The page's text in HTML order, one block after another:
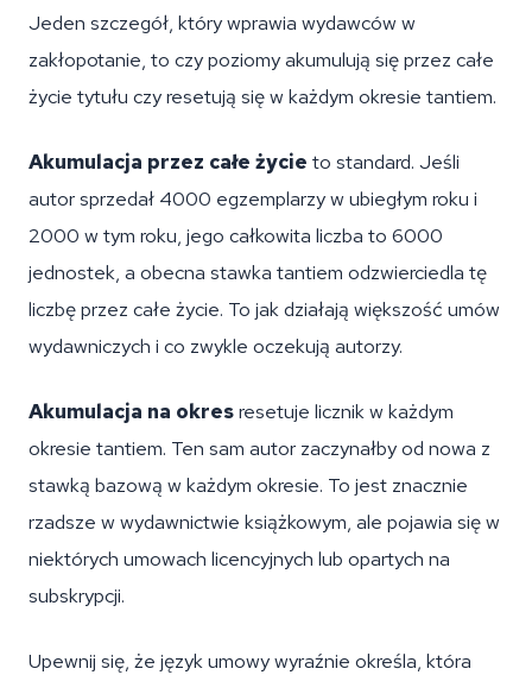
Jeden szczegół, który wprawia wydawców w
zakłopotanie, to czy poziomy akumulują się przez całe
życie tytułu czy resetują się w każdym okresie tantiem.
Akumulacja przez całe życie to standard. Jeśli
autor sprzedał 4000 egzemplarzy w ubiegłym roku i
2000 w tym roku, jego całkowita liczba to 6000
jednostek, a obecna stawka tantiem odzwierciedla tę
liczbę przez całe życie. To jak działają większość umów
wydawniczych i co zwykle oczekują autorzy.
Akumulacja na okresresetuje licznik w każdym
okresie tantiem. Ten sam autor zaczynałby od nowa z
stawką bazową w każdym okresie. To jest znacznie
rzadsze w wydawnictwie książkowym, ale pojawia się w
niektórych umowach licencyjnych lub opartych na
subskrypcji.
Upewnij się, że język umowy wyraźnie określa, która